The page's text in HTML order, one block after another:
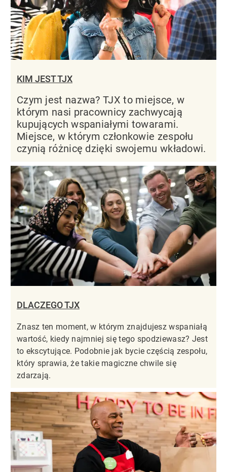
KIM JEST TJX
Czym jest nazwa? TJX to miejsce, w
którym nasi pracownicy zachwycają
kupujących wspaniałymi towarami.
Miejsce, w którym członkowie zespołu
czynią różnicę dzięki swojemu wkładowi.
DLACZEGO TJX
Znasz ten moment, w którym znajdujesz wspaniałą
wartość, kiedy najmniej się tego spodziewasz? Jest
to ekscytujące. Podobnie jak bycie częścią zespołu,
który sprawia, że takie magiczne chwile się
zdarzają.